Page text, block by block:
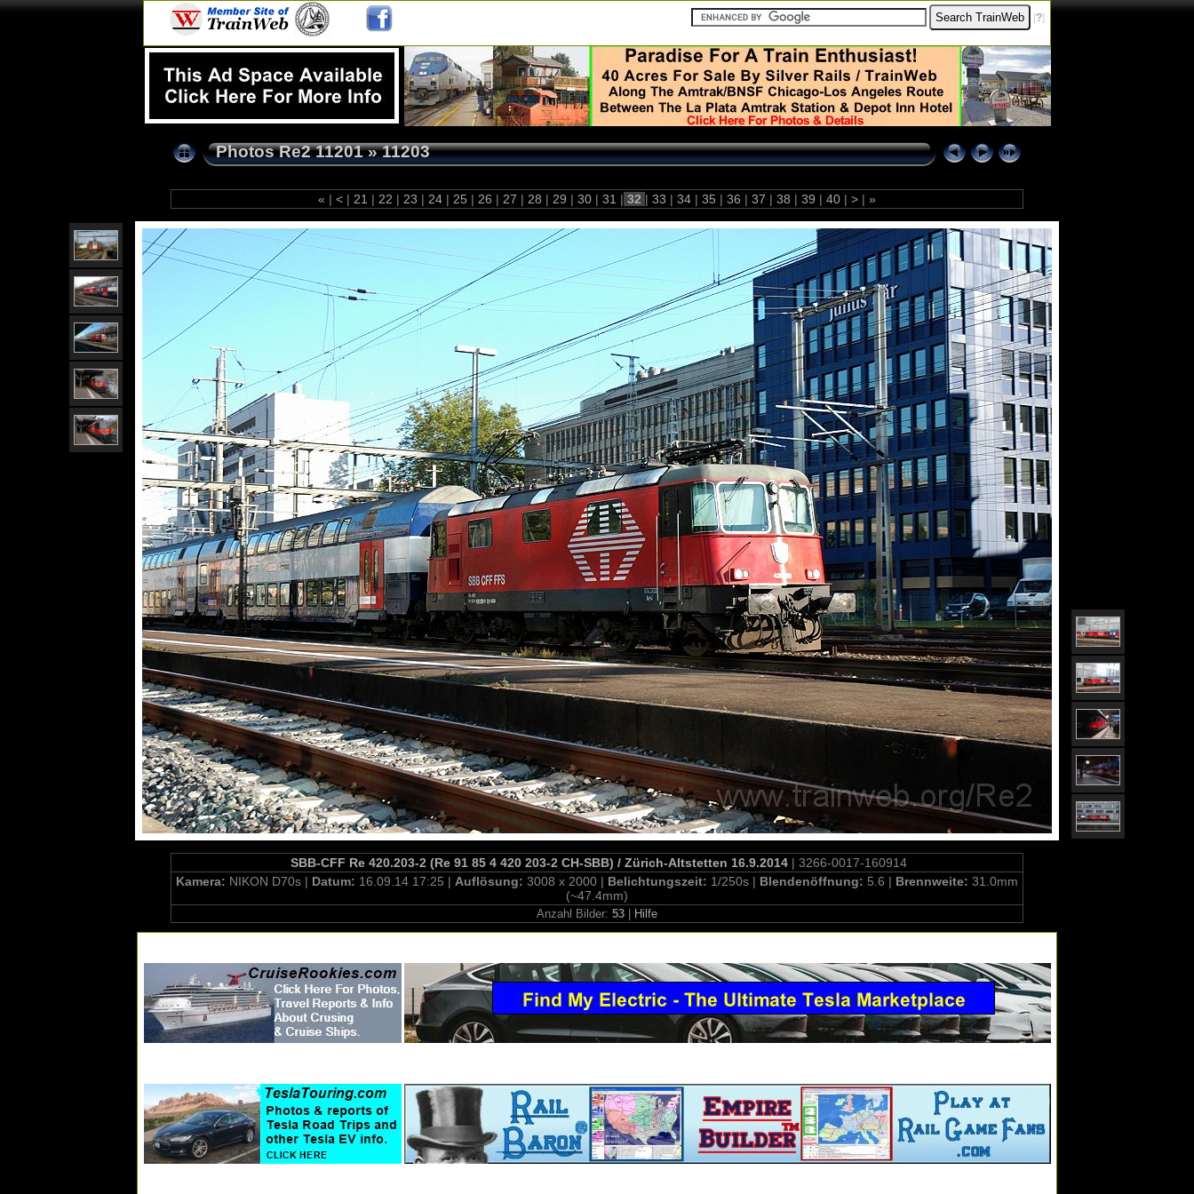
[?]
Photos Re2 11201»11203
« | < | 21 | 22 | 23 | 24 | 25 | 26 | 27 | 28 | 29 | 30 | 31 | 32 | 33 | 34 | 35 | 36 | 37 | 38 | 39 | 40 | > | »
SBB-CFF Re 420.203-2 (Re 91 85 4 420 203-2 CH-SBB) / Zürich-Altstetten 16.9.2014 | 3266-0017-160914
Kamera: NIKON D70s | Datum: 16.09.14 17:25 | Auflösung: 3008 x 2000 | Belichtungszeit: 1/250s | Blendenöffnung: 5.6 | Brennweite: 31.0mm
(~47.4mm)
Anzahl Bilder: 53 Hilfe